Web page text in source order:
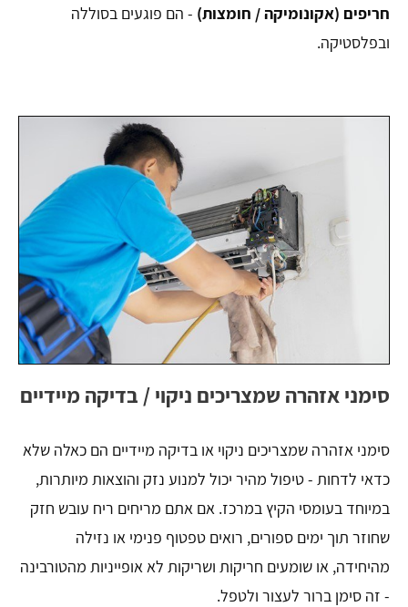
חריפים (אקונומיקה / חומצות) - הם פוגעים בסוללה
ובפלסטיקה.
סימני אזהרה שמצריכים ניקוי / בדיקה מיידיים
סימני אזהרה שמצריכים ניקוי או בדיקה מיידיים הם כאלה שלא
כדאי לדחות - טיפול מהיר יכול למנוע נזק והוצאות מיותרות,
במיוחד בעומסי הקיץ במרכז. אם אתם מריחים ריח עובש חזק
שחוזר תוך ימים ספורים, רואים טפטוף פנימי או נזילה
מהיחידה, או שומעים חריקות ושריקות לא אופייניות מהטורבינה
- זה סימן ברור לעצור ולטפל.